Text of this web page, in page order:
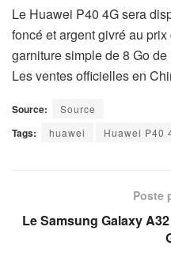
Le Huawei P40 4G sera
foncé et argent givré au
garniture simple de 8 Go
Les ventes officielles en
Source: Source
Tags: huawei Huawei P40
Poste
Le Samsung Galaxy